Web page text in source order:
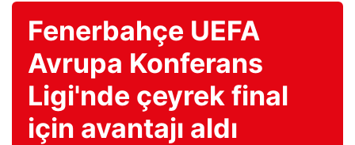
Fenerbahçe UEFA
Avrupa Konferans
Ligi'nde çeyrek final
için avantajı aldı